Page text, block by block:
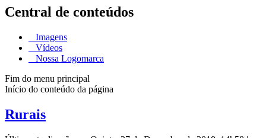
Central de conteúdos
Imagens
Vídeos
Nossa Logomarca
Fim do menu principal
Início do conteúdo da página
Rurais